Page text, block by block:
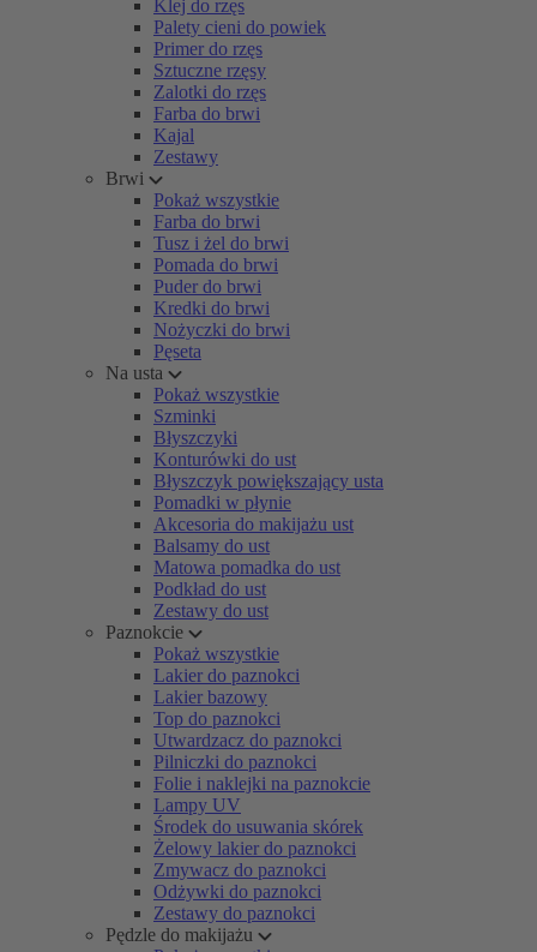
Klej do rzęs
Palety cieni do powiek
Primer do rzęs
Sztuczne rzęsy
Zalotki do rzęs
Farba do brwi
Kajal
Zestawy
Brwi
Pokaż wszystkie
Farba do brwi
Tusz i żel do brwi
Pomada do brwi
Puder do brwi
Kredki do brwi
Nożyczki do brwi
Pęseta
Na usta
Pokaż wszystkie
Szminki
Błyszczyki
Konturówki do ust
Błyszczyk powiększający usta
Pomadki w płynie
Akcesoria do makijażu ust
Balsamy do ust
Matowa pomadka do ust
Podkład do ust
Zestawy do ust
Paznokcie
Pokaż wszystkie
Lakier do paznokci
Lakier bazowy
Top do paznokci
Utwardzacz do paznokci
Pilniczki do paznokci
Folie i naklejki na paznokcie
Lampy UV
Środek do usuwania skórek
Żelowy lakier do paznokci
Zmywacz do paznokci
Odżywki do paznokci
Zestawy do paznokci
Pędzle do makijażu